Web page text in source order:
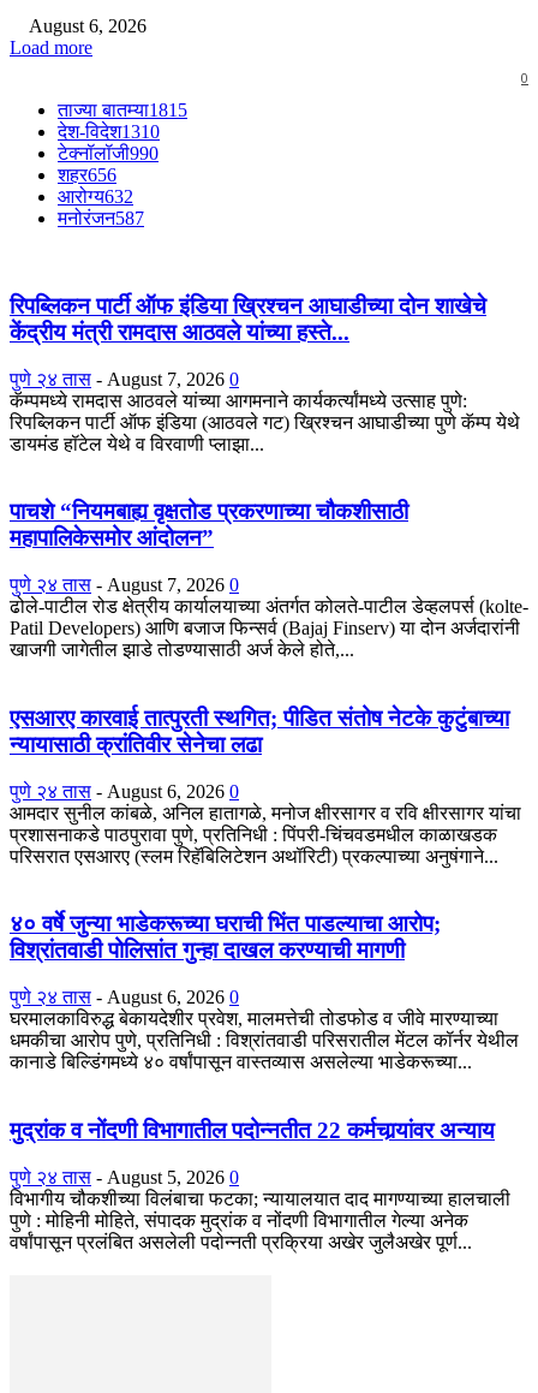
August 6, 2026
Load more
0
ताज्या बातम्या1815
देश-विदेश1310
टेक्नॉलॉजी990
शहर656
आरोग्य632
मनोरंजन587
रिपब्लिकन पार्टी ऑफ इंडिया ख्रिश्चन आघाडीच्या दोन शाखेचे
केंद्रीय मंत्री रामदास आठवले यांच्या हस्ते...
पुणे २४ तास - August 7, 2026 0
कॅम्पमध्ये रामदास आठवले यांच्या आगमनाने कार्यकर्त्यांमध्ये उत्साह पुणे:
रिपब्लिकन पार्टी ऑफ इंडिया (आठवले गट) ख्रिश्चन आघाडीच्या पुणे कॅम्प येथे
डायमंड हॉटेल येथे व विरवाणी प्लाझा...
पाचशे “नियमबाह्य वृक्षतोड प्रकरणाच्या चौकशीसाठी
महापालिकेसमोर आंदोलन”
पुणे २४ तास - August 7, 2026 0
ढोले-पाटील रोड क्षेत्रीय कार्यालयाच्या अंतर्गत कोलते-पाटील डेव्हलपर्स (kolte-
Patil Developers) आणि बजाज फिन्सर्व (Bajaj Finserv) या दोन अर्जदारांनी
खाजगी जागेतील झाडे तोडण्यासाठी अर्ज केले होते,...
एसआरए कारवाई तात्पुरती स्थगित; पीडित संतोष नेटके कुटुंबाच्या
न्यायासाठी क्रांतिवीर सेनेचा लढा
पुणे २४ तास - August 6, 2026 0
आमदार सुनील कांबळे, अनिल हातागळे, मनोज क्षीरसागर व रवि क्षीरसागर यांचा
प्रशासनाकडे पाठपुरावा पुणे, प्रतिनिधी : पिंपरी-चिंचवडमधील काळाखडक
परिसरात एसआरए (स्लम रिहॅबिलिटेशन अथॉरिटी) प्रकल्पाच्या अनुषंगाने...
४० वर्षे जुन्या भाडेकरूच्या घराची भिंत पाडल्याचा आरोप;
विश्रांतवाडी पोलिसांत गुन्हा दाखल करण्याची मागणी
पुणे २४ तास - August 6, 2026 0
घरमालकाविरुद्ध बेकायदेशीर प्रवेश, मालमत्तेची तोडफोड व जीवे मारण्याच्या
धमकीचा आरोप पुणे, प्रतिनिधी : विश्रांतवाडी परिसरातील मेंटल कॉर्नर येथील
कानाडे बिल्डिंगमध्ये ४० वर्षांपासून वास्तव्यास असलेल्या भाडेकरूच्या...
मुद्रांक व नोंदणी विभागातील पदोन्नतीत 22 कर्मचार्‍यांवर अन्याय
पुणे २४ तास - August 5, 2026 0
विभागीय चौकशीच्या विलंबाचा फटका; न्यायालयात दाद मागण्याच्या हालचाली
पुणे : मोहिनी मोहिते, संपादक मुद्रांक व नोंदणी विभागातील गेल्या अनेक
वर्षांपासून प्रलंबित असलेली पदोन्नती प्रक्रिया अखेर जुलैअखेर पूर्ण...